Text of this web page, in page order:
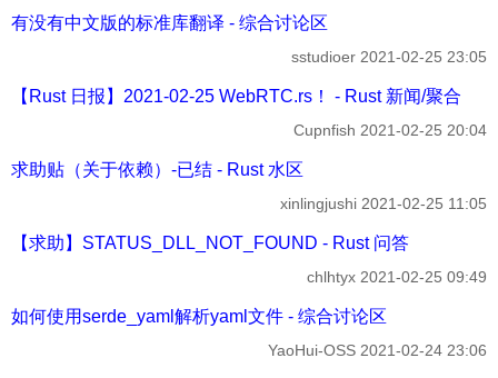
有没有中文版的标准库翻译 - 综合讨论区
sstudioer 2021-02-25 23:05
【Rust 日报】2021-02-25 WebRTC.rs！ - Rust 新闻/聚合
Cupnfish 2021-02-25 20:04
求助贴（关于依赖）-已结 - Rust 水区
xinlingjushi 2021-02-25 11:05
【求助】STATUS_DLL_NOT_FOUND - Rust 问答
chlhtyx 2021-02-25 09:49
如何使用serde_yaml解析yaml文件 - 综合讨论区
YaoHui-OSS 2021-02-24 23:06